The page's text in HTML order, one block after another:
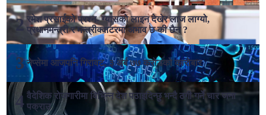
रमेश प्रसाईको प्रश्न- ग्यासको लाइन देखेर लाज लाग्यो,
प्रधानमन्त्री र मन्त्रीक्वाटरमा अभाव छ की छैन ?
नेप्सेमा आजपनि गिरावट, ३ अर्ब ७७ करोडको कारोबार
वैदेशिक रोजगारीमा विभिन्न देश पठाइदिन्छु भन्दै ठगी गर्ने चार जना
पक्राउ